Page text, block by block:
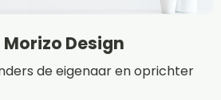
Design
de eigenaar en oprichter